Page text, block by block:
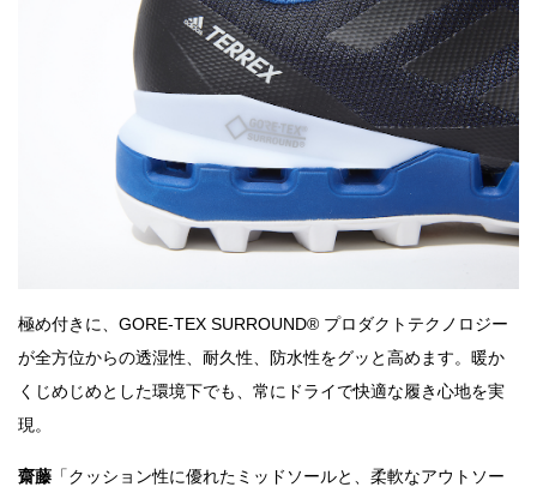
極め付きに、GORE-TEX SURROUND® プロダクトテクノロジー
が全方位からの透湿性、耐久性、防水性をグッと高めます。暖か
くじめじめとした環境下でも、常にドライで快適な履き心地を実
現。
齋藤 「クッション性に優れたミッドソールと、柔軟なアウトソー